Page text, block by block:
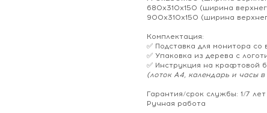
680х310х150 (ширина
900х310х150 (ширина
Комплектация:
✅ Подставка для монитора
✅ Упаковка из дерева с
✅ Инструкция на крафтовой
(лоток А4, календарь и часы в
Гарантия/срок службы: 1/7 лет
Ручная работа